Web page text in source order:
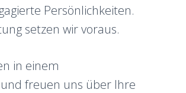
Persönlichkeiten.
setzen wir voraus.
in einem
freuen uns über Ihre